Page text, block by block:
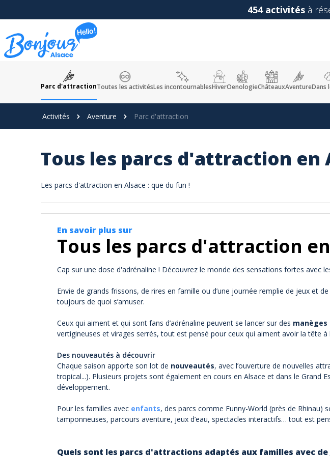
454 activités à
Parc d'attractionToutes les activitésLes incontournablesHiverOenologieChâteauxAventureDans
Activités Aventure Parc d'attraction
Tous les parcs d'attraction en
Les parcs d'attraction en Alsace : que du fun !
En savoir plus sur
Tous les parcs d'attraction
Cap sur une dose d'adrénaline ! Découvrez le monde des sensations fortes avec
Envie de grands frissons, de rires en famille ou d’une journée remplie de jeux et
toujours de quoi s’amuser.
Ceux qui aiment et qui sont fans d’adrénaline peuvent se lancer sur des manèges
vertigineuses et virages serrés, tout est pensé pour ceux qui aiment avoir la tête à
Des nouveautés à découvrir
Chaque saison apporte son lot de nouveautés, avec l’ouverture de nouvelles
tropical...). Plusieurs projets sont également en cours en Alsace et dans le
développement.
Pour les familles avec enfants, des parcs comme Funny-World (près de Rhinau)
tamponneuses, parcours aventure, jeux d’eau, spectacles interactifs… tout est
Quels sont les parcs d'attractions adaptés aux familles avec